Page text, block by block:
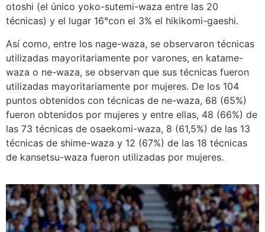
otoshi (el único yoko-sutemi-waza entre las 20
técnicas) y el lugar 16°con el 3% el hikikomi-gaeshi.
Así como, entre los nage-waza, se observaron técnicas
utilizadas mayoritariamente por varones, en katame-
waza o ne-waza, se observan que sus técnicas fueron
utilizadas mayoritariamente por mujeres. De los 104
puntos obtenidos con técnicas de ne-waza, 68 (65%)
fueron obtenidos por mujeres y entre ellas, 48 (66%) de
las 73 técnicas de osaekomi-waza, 8 (61,5%) de las 13
técnicas de shime-waza y 12 (67%) de las 18 técnicas
de kansetsu-waza fueron utilizadas por mujeres.